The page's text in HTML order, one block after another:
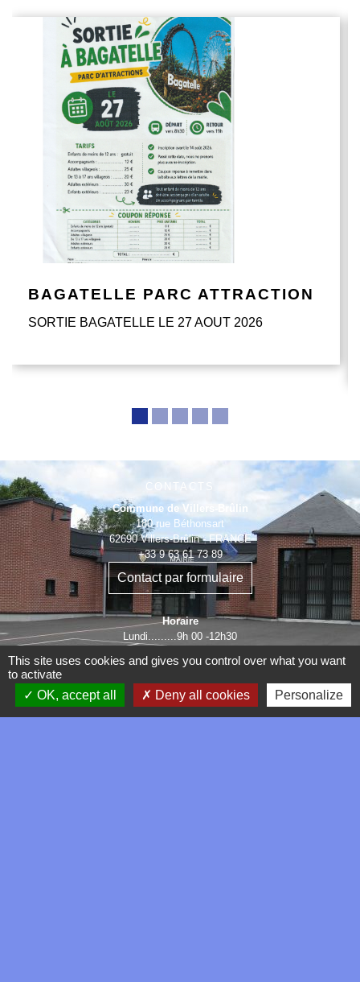
BAGATELLE PARC ATTRACTION
SORTIE BAGATELLE LE 27 AOUT 2026
CONTACTS
Commune de Villers-Brûlin
180 rue Béthonsart
62690 Villers-Brûlin - FRANCE
+33 9 63 61 73 89
Contact par formulaire
Horaire
Lundi.........9h 00 -12h30
Mercredi ...............fermée
Jeudi.........9h00 -12h30
Vendredi ..13h30 -16h30
This site uses cookies and gives you control over what you want
to activate
OK, accept all
Deny all cookies Personalize